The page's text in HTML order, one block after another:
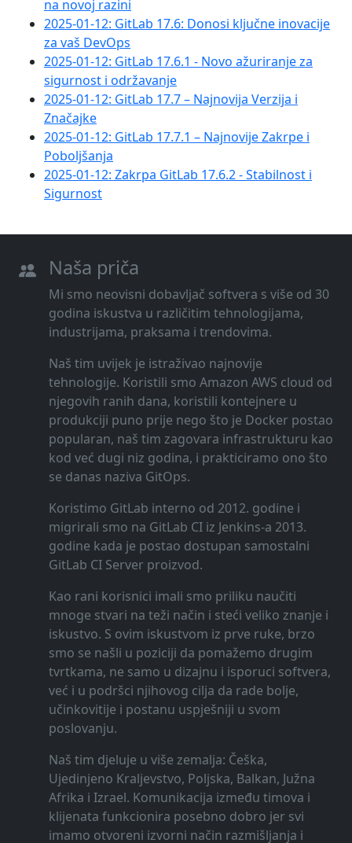
na novoj razini
2025-01-12: GitLab 17.6: Donosi ključne inovacije
za vaš DevOps
2025-01-12: GitLab 17.6.1 - Novo ažuriranje za
sigurnost i održavanje
2025-01-12: GitLab 17.7 – Najnovija Verzija i
Značajke
2025-01-12: GitLab 17.7.1 – Najnovije Zakrpe i
Poboljšanja
2025-01-12: Zakrpa GitLab 17.6.2 - Stabilnost i
Sigurnost
Naša priča
Mi smo neovisni dobavljač softvera s više od 30
godina iskustva u različitim tehnologijama,
industrijama, praksama i trendovima.
Naš tim uvijek je istraživao najnovije
tehnologije. Koristili smo Amazon AWS cloud od
njegovih ranih dana, koristili kontejnere u
produkciji puno prije nego što je Docker postao
popularan, naš tim zagovara infrastrukturu kao
kod već dugi niz godina, i prakticiramo ono što
se danas naziva GitOps.
Koristimo GitLab interno od 2012. godine i
migrirali smo na GitLab CI iz Jenkins-a 2013.
godine kada je postao dostupan samostalni
GitLab CI Server proizvod.
Kao rani korisnici imali smo priliku naučiti
mnoge stvari na teži način i steći veliko znanje i
iskustvo. S ovim iskustvom iz prve ruke, brzo
smo se našli u poziciji da pomažemo drugim
tvrtkama, ne samo u dizajnu i isporuci softvera,
već i u podršci njihovog cilja da rade bolje,
učinkovitije i postanu uspješniji u svom
poslovanju.
Naš tim djeluje u više zemalja: Češka,
Ujedinjeno Kraljevstvo, Poljska, Balkan, Južna
Afrika i Izrael. Komunikacija između timova i
klijenata funkcionira posebno dobro jer svi
imamo otvoreni izvorni način razmišljanja i